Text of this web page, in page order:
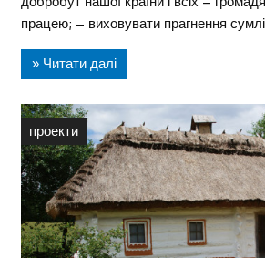
працею; – виховувати прагнення
» Читати далі
проекти